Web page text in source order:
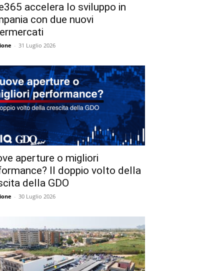
accelera lo sviluppo in
con due nuovi
- 31 Luglio 2026
aperture o migliori
Il doppio volto della
della GDO
- 30 Luglio 2026